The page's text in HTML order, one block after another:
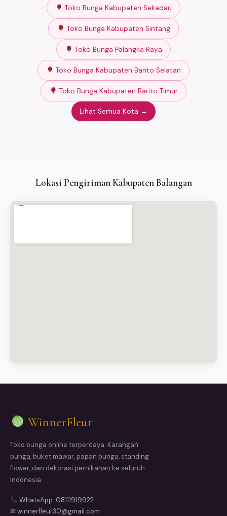
Toko Bunga Kabupaten Sekadau
Toko Bunga Kabupaten Sintang
Toko Bunga Palangka Raya
Toko Bunga Kabupaten Barito Selatan
Toko Bunga Kabupaten Barito Timur
Lihat Semua Kota →
Lokasi Pengiriman Kabupaten Balangan
WinnerFleur
Toko bunga online terpercaya. Karangan
bunga, buket mawar, papan bunga, standing
flower, dan dekorasi pernikahan ke seluruh
Indonesia.
WhatsApp: 08111919922
✉ winnerfleur30@gmail.com